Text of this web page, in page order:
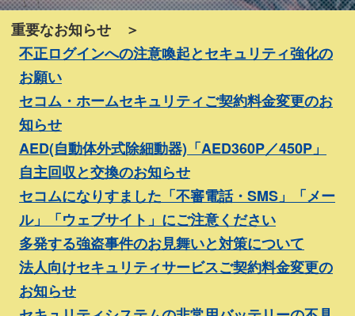
重要なお知らせ ＞
不正ログインへの注意喚起とセキュリティ強化の
お願い
セコム・ホームセキュリティご契約料金変更のお
知らせ
AED(自動体外式除細動器)「AED360P／450P」
自主回収と交換のお知らせ
セコムになりすました「不審電話・SMS」「メー
ル」「ウェブサイト」にご注意ください
多発する強盗事件のお見舞いと対策について
法人向けセキュリティサービスご契約料金変更の
お知らせ